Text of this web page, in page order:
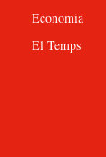
Economia
El Temps